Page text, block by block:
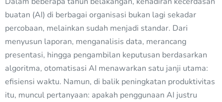
buatan (AI) di berbagai organisasi bukan lagi sekadar
percobaan, melainkan sudah menjadi standar. Dari
menyusun laporan, menganalisis data, merancang
presentasi, hingga pengambilan keputusan berdasarkan
algoritma, otomatisasi AI menawarkan satu janji utama:
efisiensi waktu. Namun, di balik peningkatan produktivitas
itu, muncul pertanyaan: apakah penggunaan AI justru